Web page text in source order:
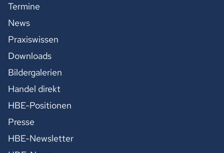
Termine
News
Praxiswissen
Downloads
Bildergalerien
Handel direkt
HBE-Positionen
Presse
HBE-Newsletter